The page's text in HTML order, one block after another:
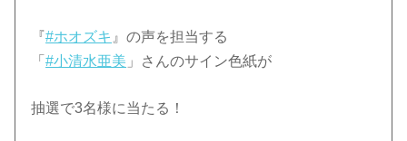
『#ホオズキ 』の声を担当する
「#小清水亜美 」さんのサイン色紙が
抽選で3名様に当たる！